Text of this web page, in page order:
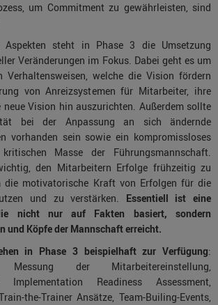
um Commitment zu gewährleisten, sind
steht in Phase 3 die Umsetzung
Veränderungen im Fokus. Dabei geht es um
Verhaltensweisen, welche die Vision fördern
von Anreizsystemen für Mitarbeiter, ihre
Vision hin auszurichten. Außerdem sollte
bei der Anpassung an sich ändernde
vorhanden sein sowie ein kompromissloses
Masse der Führungsmannschaft.
den Mitarbeitern Erfolge frühzeitig zu
die motivatorische Kraft von Erfolgen für die
und zu verstärken. Essentiell ist eine
nicht nur auf Fakten basiert, sondern
und Köpfe der Mannschaft erreicht.
in Phase 3 beispielhaft zur Verfügung:
der Mitarbeitereinstellung,
Implementation Readiness Assessment,
the-Trainer Ansätze, Team-Builing-Events,